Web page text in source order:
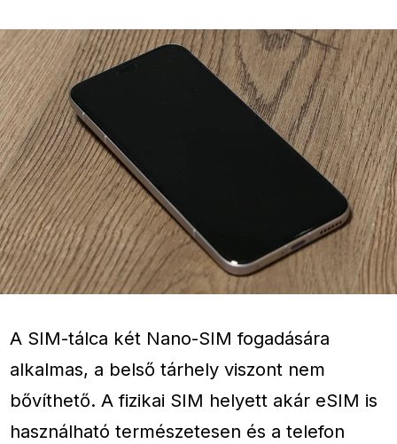
A SIM-tálca két Nano-SIM fogadására
alkalmas, a belső tárhely viszont nem
bővíthető. A fizikai SIM helyett akár eSIM is
használható természetesen és a telefon